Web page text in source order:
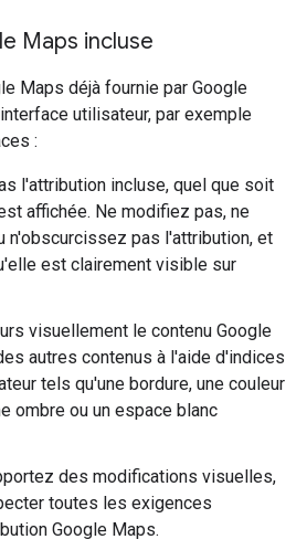
Maps incluse
Maps déjà fournie par Google
utilisateur, par exemple
:
l'attribution incluse, quel que soit
affichée. Ne modifiez pas, ne
n'obscurcissez pas l'attribution, et
est clairement visible sur
visuellement le contenu Google
autres contenus à l'aide d'indices
tels qu'une bordure, une couleur
ombre ou un espace blanc
des modifications visuelles,
toutes les exigences
Google Maps.